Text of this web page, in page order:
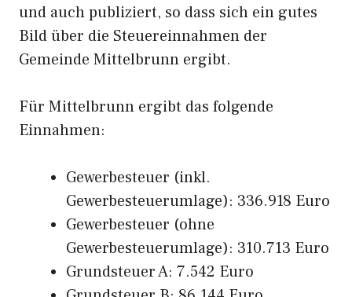
und auch publiziert, so dass sich ein gutes
Bild über die Steuereinnahmen der
Gemeinde Mittelbrunn ergibt.
Für Mittelbrunn ergibt das folgende
Einnahmen:
Gewerbesteuer (inkl.
Gewerbesteuerumlage): 336.918 Euro
Gewerbesteuer (ohne
Gewerbesteuerumlage): 310.713 Euro
Grundsteuer A: 7.542 Euro